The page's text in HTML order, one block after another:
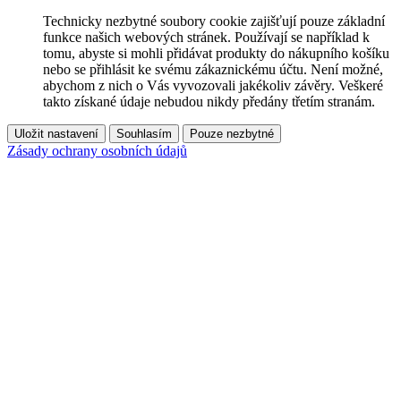
Technicky nezbytné soubory cookie zajišťují pouze základní
funkce našich webových stránek. Používají se například k
tomu, abyste si mohli přidávat produkty do nákupního košíku
nebo se přihlásit ke svému zákaznickému účtu. Není možné,
abychom z nich o Vás vyvozovali jakékoliv závěry. Veškeré
takto získané údaje nebudou nikdy předány třetím stranám.
Uložit nastavení Souhlasím Pouze nezbytné
Zásady ochrany osobních údajů